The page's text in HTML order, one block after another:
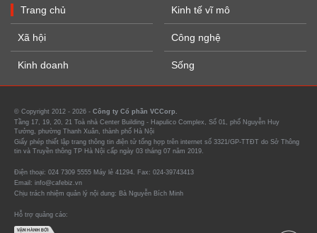
Trang chủ
Xã hội
Kinh doanh
Kinh tế vĩ mô
Công nghệ
Sống
© Copyright 2012 - 2026 - Công ty Cổ phần VCCorp.
Tầng 17, 19, 20, 21 Toà nhà Center Building - Hapulico Complex, Số 01, phố Nguyễn Huy
Tưởng, phường Thanh Xuân, thành phố Hà Nội
Giấy phép thiết lập trang thông tin điện tử tổng hợp trên internet số 3321/GP-TTĐT do Sở Thông
tin và Truyền thông TP Hà Nội cấp ngày 03 tháng 07 năm 2019.
Điện thoại: 024 7309 5555 Máy lẻ 41294. Fax: 024-39743413
Email: info@cafebiz.vn
Chịu trách nhiệm quản lý nội dung: Bà Nguyễn Bích Minh
Hỗ trợ quảng cáo: